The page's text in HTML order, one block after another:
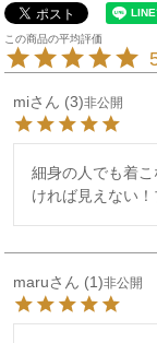
mi 3 非公開
細身の人でも着
ければ見えない
maru 1 非公開